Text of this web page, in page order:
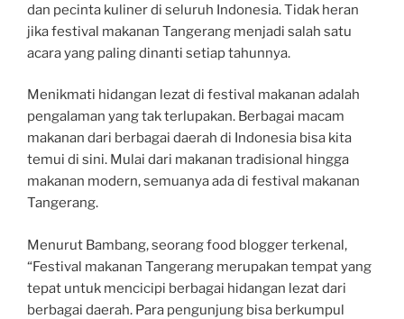
dan pecinta kuliner di seluruh Indonesia. Tidak heran
jika festival makanan Tangerang menjadi salah satu
acara yang paling dinanti setiap tahunnya.
Menikmati hidangan lezat di festival makanan adalah
pengalaman yang tak terlupakan. Berbagai macam
makanan dari berbagai daerah di Indonesia bisa kita
temui di sini. Mulai dari makanan tradisional hingga
makanan modern, semuanya ada di festival makanan
Tangerang.
Menurut Bambang, seorang food blogger terkenal,
“Festival makanan Tangerang merupakan tempat yang
tepat untuk mencicipi berbagai hidangan lezat dari
berbagai daerah. Para pengunjung bisa berkumpul